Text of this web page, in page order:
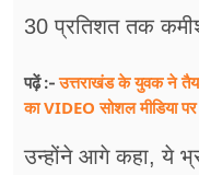
30 प्रतिशत तक
पढ़ें :-उत्तराखंड के युवक ने
का VIDEO सोशल मीडिया पर
उन्होंने आगे कहा, ये